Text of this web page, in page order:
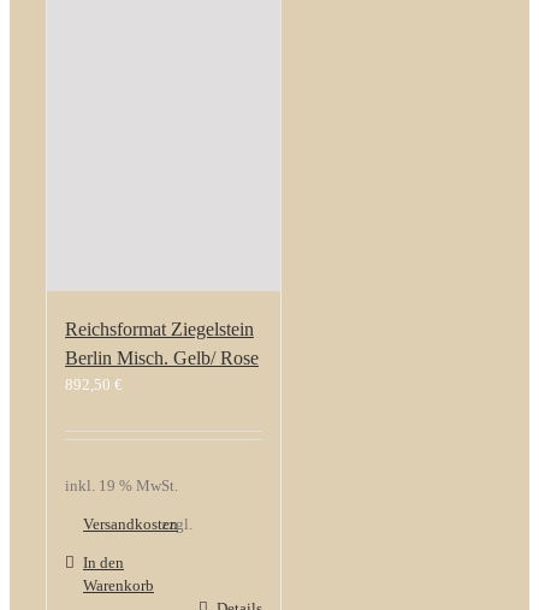
Reichsformat Ziegelstein
Berlin Misch. Gelb/ Rose
892,50 €
inkl. 19 % MwSt.
zzgl.
Versandkosten
In den
Warenkorb